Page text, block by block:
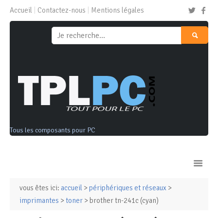
Accueil Contactez-nous Mentions légales
Tous les composants pour PC
Ordinateurs & Tablettes
Composants
vous êtes ici: accueil > périphériques et réseaux >
imprimantes > toner > brother tn-241c (cyan)